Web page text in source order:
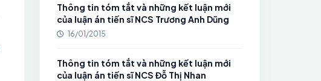
Thông tin tóm tắt và những kết luận mới
của luận án tiến sĩ NCS Trương Anh Dũng
16/01/2015
Thông tin tóm tắt và những kết luận mới
của luận án tiến sĩ NCS Đỗ Thị Nhan